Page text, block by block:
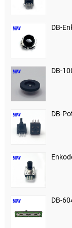
DB-
DB-
DB-
DB-